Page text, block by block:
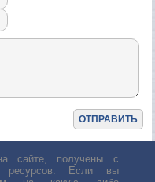
сайте, получены с
ресурсов. Если вы